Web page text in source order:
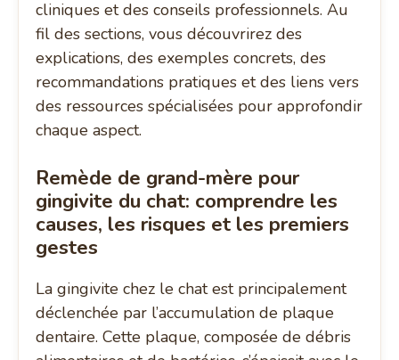
cliniques et des conseils professionnels. Au
fil des sections, vous découvrirez des
explications, des exemples concrets, des
recommandations pratiques et des liens vers
des ressources spécialisées pour approfondir
chaque aspect.
Remède de grand-mère pour
gingivite du chat: comprendre les
causes, les risques et les premiers
gestes
La gingivite chez le chat est principalement
déclenchée par l’accumulation de plaque
dentaire. Cette plaque, composée de débris